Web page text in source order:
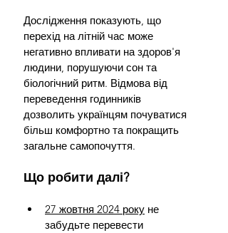
Дослідження показують, що
перехід на літній час може
негативно впливати на здоров'я
людини, порушуючи сон та
біологічний ритм. Відмова від
переведення годинників
дозволить українцям почуватися
більш комфортно та покращить
загальне самопочуття.
Що робити далі?
27 жовтня 2024 року не
забудьте перевести